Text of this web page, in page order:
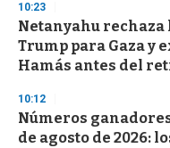
10:23
Netanyahu rechaza
Trump para Gaza y
Hamás antes del
10:12
Números
de agosto de 2026: